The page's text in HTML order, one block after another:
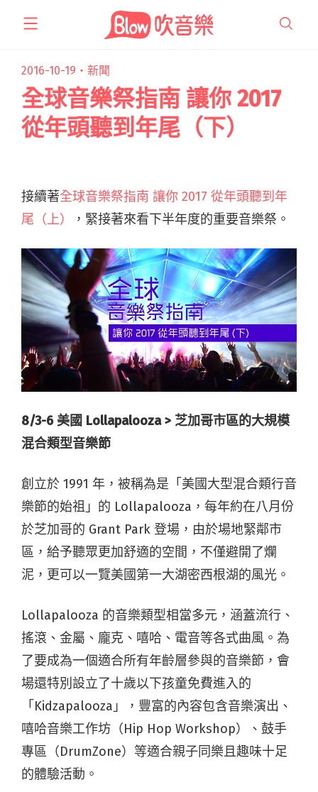
2016-10-19・ 新聞
全球音樂祭指南 讓你 2017
從年頭聽到年尾（下）
接續著全球音樂祭指南 讓你 2017 從年頭聽到年
尾（上）
，緊接著來看下半年度的重要音樂祭。
8/3-6美國 Lollapalooza > 芝加哥市區的大規模
混合類型音樂節
創立於 1991 年，被稱為是「美國大型混合類行音
樂節的始祖」的 Lollapalooza，每年約在八月份
於芝加哥的 Grant Park 登場，由於場地緊鄰市
區，給予聽眾更加舒適的空間，不僅避開了爛
泥，更可以一覽美國第一大湖密西根湖的風光。
Lollapalooza 的音樂類型相當多元，涵蓋流行、
搖滾、金屬、龐克、嘻哈、電音等各式曲風。為
了要成為一個適合所有年齡層參與的音樂節，會
場還特別設立了十歲以下孩童免費進入的
「Kidzapalooza」，豐富的內容包含音樂演出、
嘻哈音樂工作坊（Hip Hop Workshop）、鼓手
專區（DrumZone）等適合親子同樂且趣味十足
的體驗活動。